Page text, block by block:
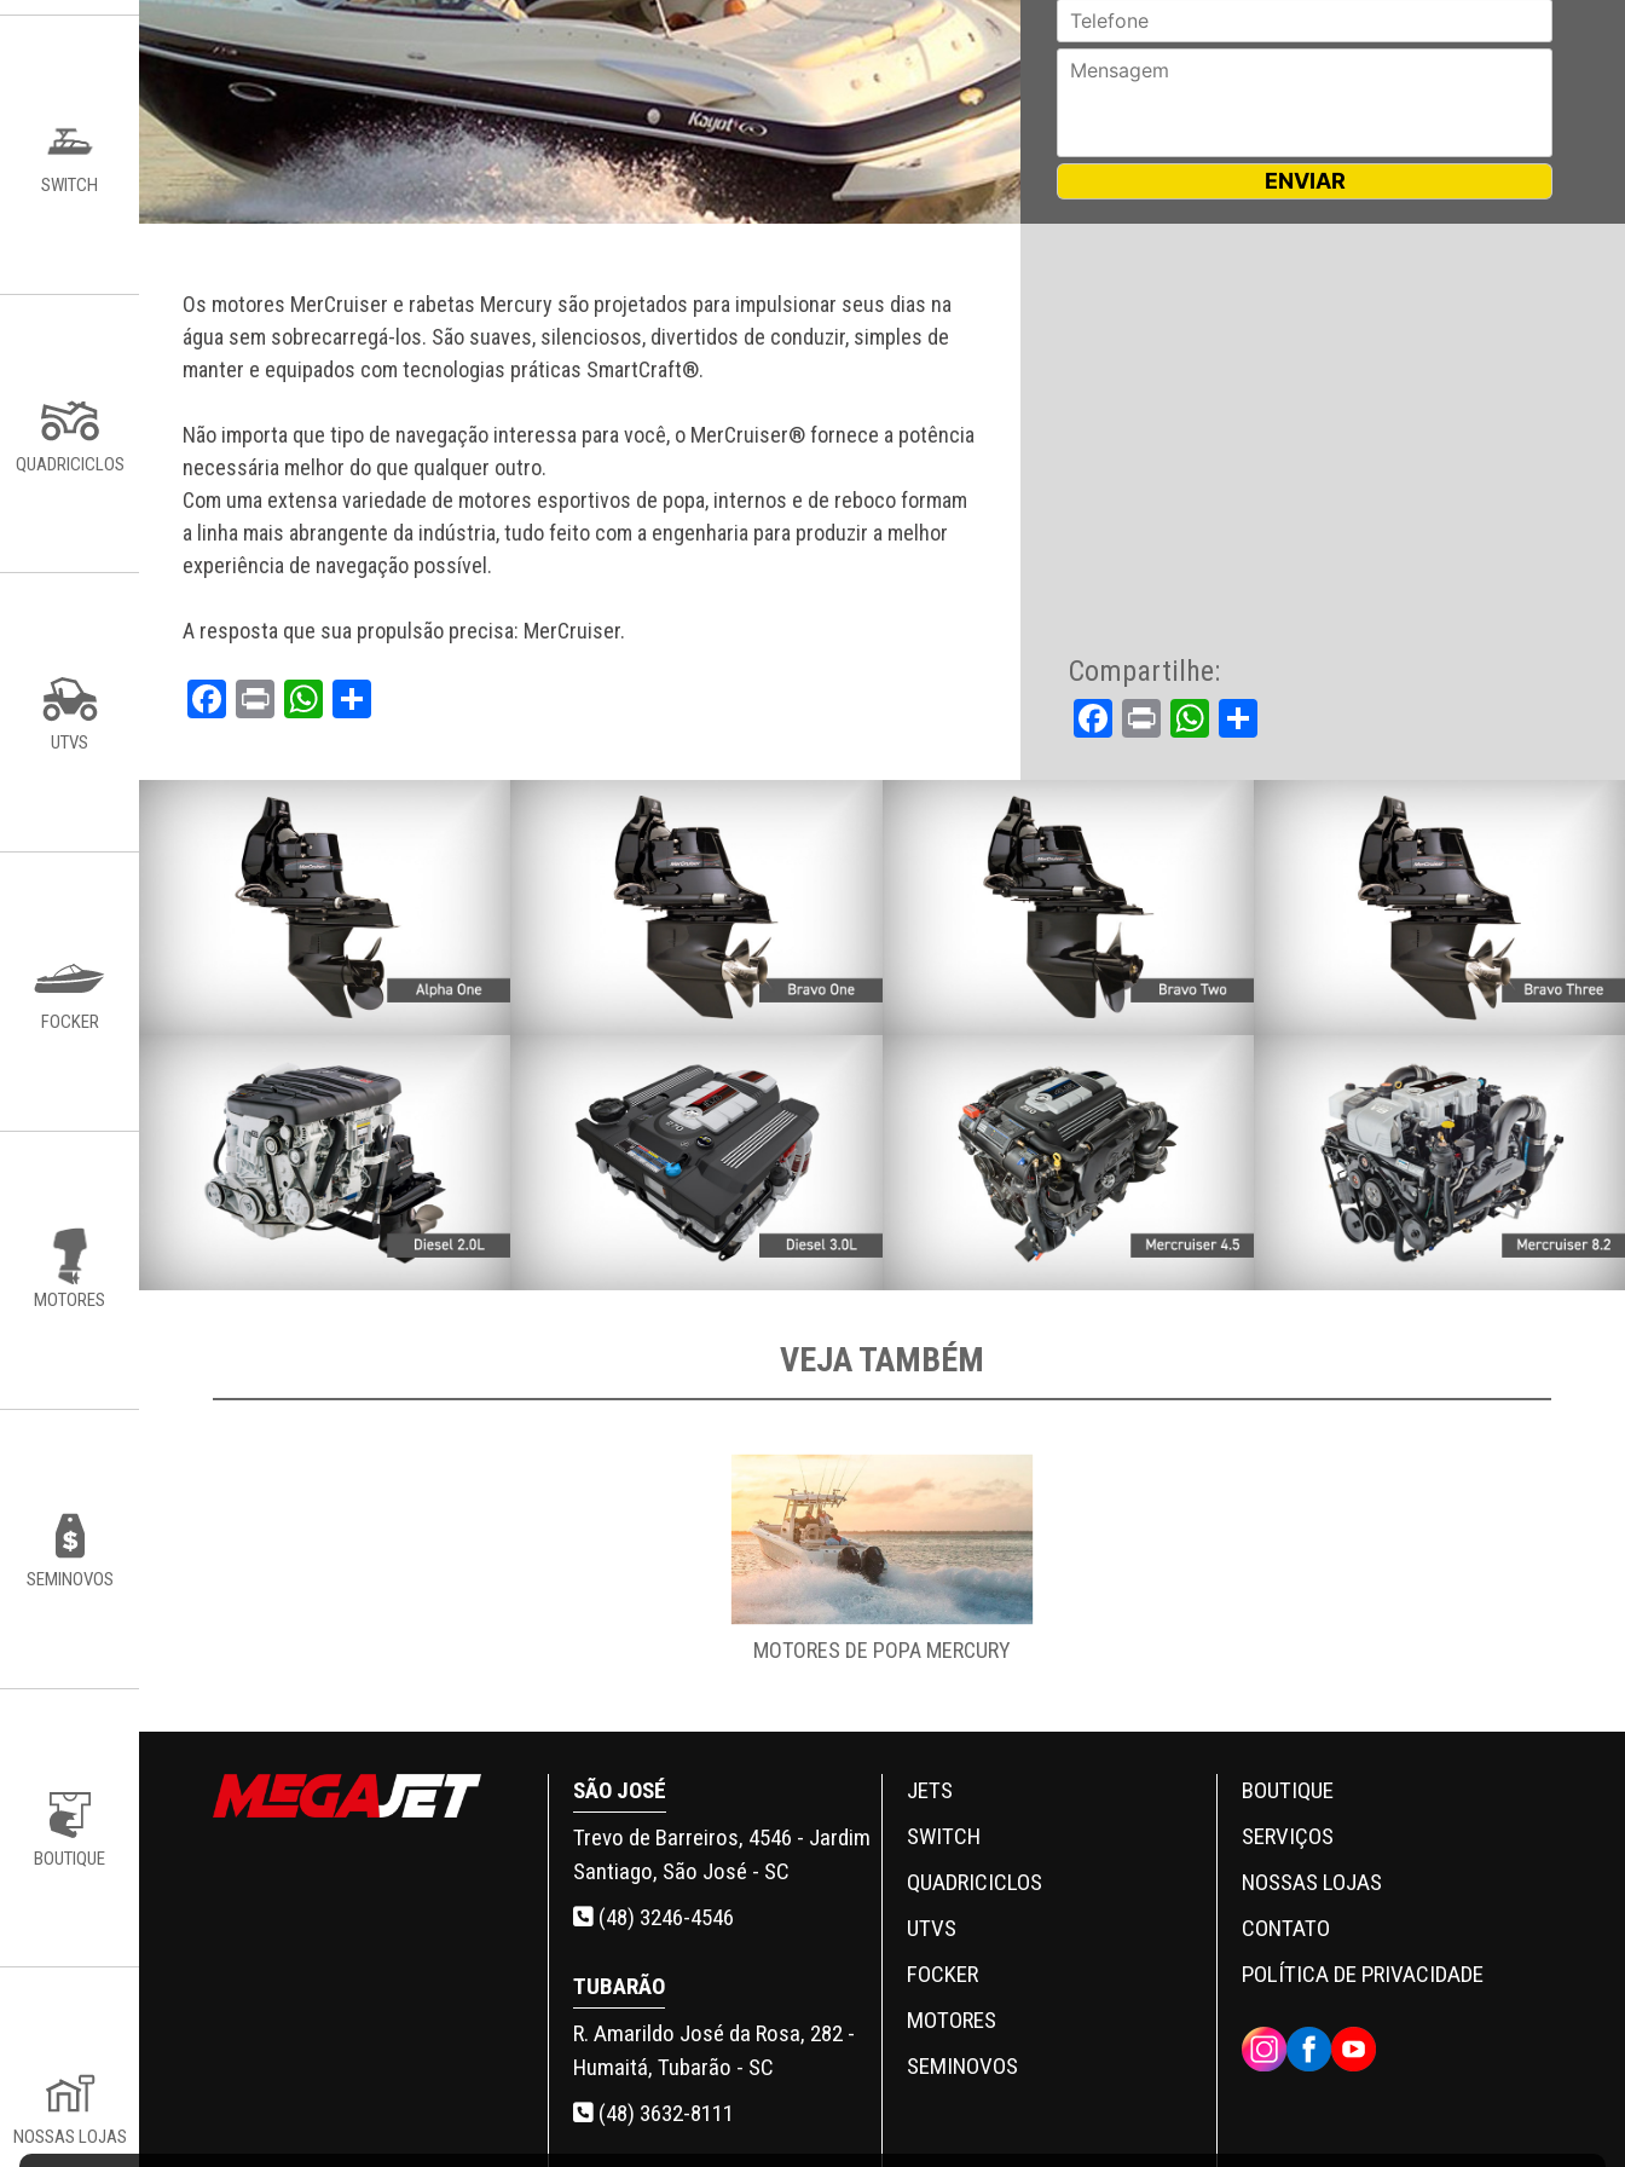
SWITCH
QUADRICICLOS
UTVS
FOCKER
MOTORES
SEMINOVOS
BOUTIQUE
NOSSAS LOJAS
Os motores MerCruiser e rabetas Mercury são projetados para impulsionar seus dias na
água sem sobrecarregá-los. São suaves, silenciosos, divertidos de conduzir, simples de
manter e equipados com tecnologias práticas SmartCraft®.
Não importa que tipo de navegação interessa para você, o MerCruiser® fornece a potência
necessária melhor do que qualquer outro.
Com uma extensa variedade de motores esportivos de popa, internos e de reboco formam
a linha mais abrangente da indústria, tudo feito com a engenharia para produzir a melhor
experiência de navegação possível.
A resposta que sua propulsão precisa: MerCruiser.
Facebook
PrintWhatsApp
Compartilhe:
Facebook
PrintWhatsApp
VEJA TAMBÉM
MOTORES DE POPA MERCURY
SÃO JOSÉ
Trevo de Barreiros, 4546 - Jardim
Santiago, São José - SC
(48) 3246-4546
TUBARÃO
R. Amarildo José da Rosa, 282 -
Humaitá, Tubarão - SC
(48) 3632-8111
JETS
SWITCH
QUADRICICLOS
UTVS
FOCKER
MOTORES
SEMINOVOS
BOUTIQUE
SERVIÇOS
NOSSAS LOJAS
CONTATO
POLÍTICA DE PRIVACIDADE
INSTAGRAM
FACEBOOK
YOUTUBE